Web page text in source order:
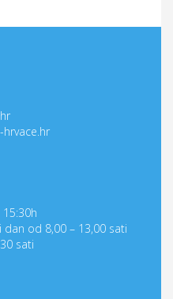
dan od 8,00 – 13,00 sati
sati